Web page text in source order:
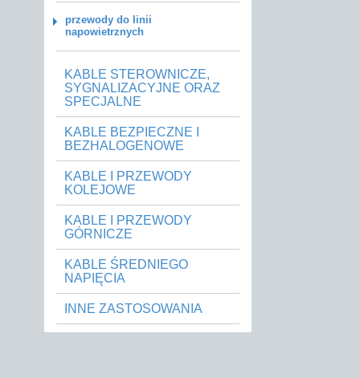
przewody do linii
napowietrznych
KABLE STEROWNICZE,
SYGNALIZACYJNE ORAZ
SPECJALNE
KABLE BEZPIECZNE I
BEZHALOGENOWE
KABLE I PRZEWODY
KOLEJOWE
KABLE I PRZEWODY
GÓRNICZE
KABLE ŚREDNIEGO
NAPIĘCIA
INNE ZASTOSOWANIA